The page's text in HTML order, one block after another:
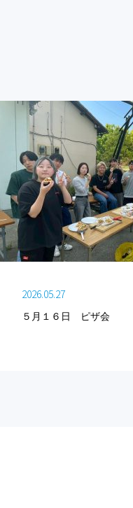
2026.05.27
５月１６日 ピザ会